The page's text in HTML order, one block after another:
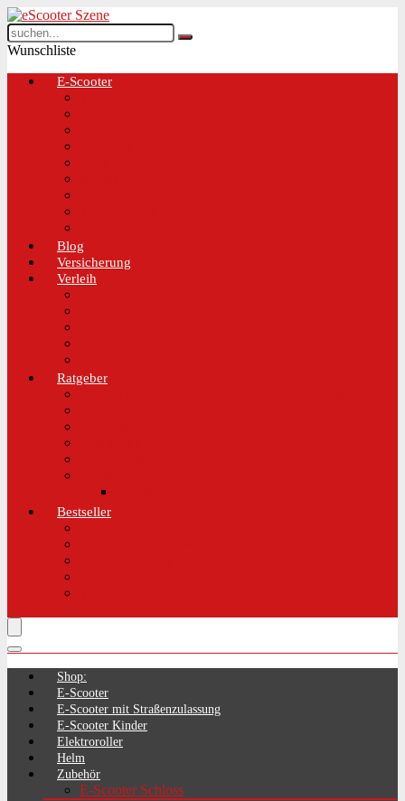
Wunschliste
E-Scooter
Blog
Versicherung
Verleih
Ratgeber
Bestseller
Shop:
E-Scooter
E-Scooter mit Straßenzulassung
E-Scooter Kinder
Elektroroller
Helm
Zubehör
E-Scooter Schloss